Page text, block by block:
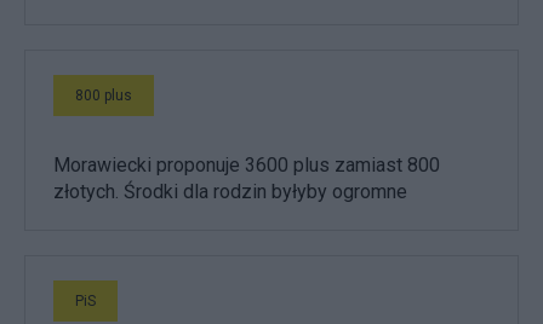
800 plus
Morawiecki proponuje 3600 plus zamiast 800
złotych. Środki dla rodzin byłyby ogromne
PiS